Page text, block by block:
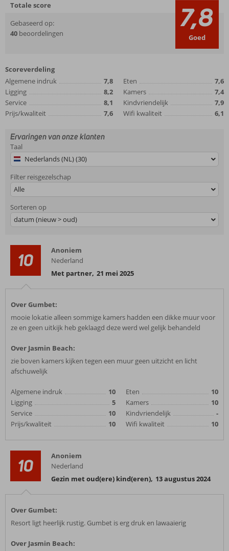
Totale score
Gebaseerd op:
40 beoordelingen 7,8
Goed
Scoreverdeling
Algemene indruk
7,8
Ligging
8,2
Service
8,1
Prijs/kwaliteit
7,6
Eten
7,6
Kamers
7,4
Kindvriendelijk
7,9
Wifi kwaliteit
6,1
Ervaringen van onze klanten
Taal
Nederlands (NL) (30)
Filter reisgezelschap
Alle
Sorteren op
datum (nieuw > oud)
10
Anoniem
Nederland
Met partner, 21 mei 2025
Over Gumbet:
mooie lokatie alleen sommige kamers hadden een dikke muur voor
ze en geen uitkijk heb geklaagd deze werd wel gelijk behandeld
Over Jasmin Beach:
zie boven kamers kijken tegen een muur geen uitzicht en licht
afschuwelijk
Algemene indruk
10
Ligging
5
Service
10
Prijs/kwaliteit
10
Eten
10
Kamers
10
Kindvriendelijk
-
Wifi kwaliteit
10
10
Anoniem
Nederland
Gezin met oud(ere) kind(eren), 13 augustus 2024
Over Gumbet:
Resort ligt heerlijk rustig. Gumbet is erg druk en lawaaierig
Over Jasmin Beach: